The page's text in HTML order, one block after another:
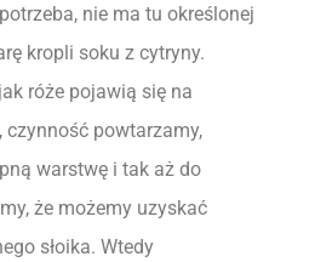
nie ma tu określonej
kropli soku z cytryny.
róże pojawią się na
czynność powtarzamy,
warstwę i tak aż do
że możemy uzyskać
słoika. Wtedy